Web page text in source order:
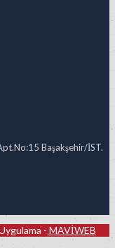
Başakşehir/İST.
- MAVİWEB